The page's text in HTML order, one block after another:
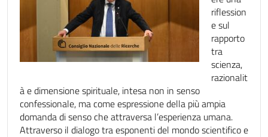
riflession
e sul
rapporto
tra
scienza,
razionalit
à e dimensione spirituale, intesa non in senso
confessionale, ma come espressione della più ampia
domanda di senso che attraversa l’esperienza umana.
Attraverso il dialogo tra esponenti del mondo scientifico e